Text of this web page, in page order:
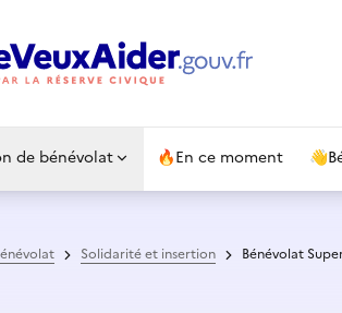
de bénévolat 🔥En ce moment 👋
Solidarité et insertion Bénévolat